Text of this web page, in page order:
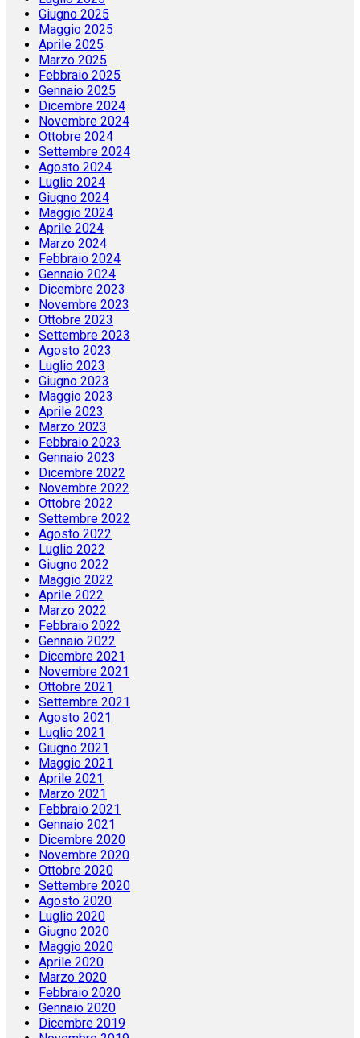
Giugno 2025
Maggio 2025
Aprile 2025
Marzo 2025
Febbraio 2025
Gennaio 2025
Dicembre 2024
Novembre 2024
Ottobre 2024
Settembre 2024
Agosto 2024
Luglio 2024
Giugno 2024
Maggio 2024
Aprile 2024
Marzo 2024
Febbraio 2024
Gennaio 2024
Dicembre 2023
Novembre 2023
Ottobre 2023
Settembre 2023
Agosto 2023
Luglio 2023
Giugno 2023
Maggio 2023
Aprile 2023
Marzo 2023
Febbraio 2023
Gennaio 2023
Dicembre 2022
Novembre 2022
Ottobre 2022
Settembre 2022
Agosto 2022
Luglio 2022
Giugno 2022
Maggio 2022
Aprile 2022
Marzo 2022
Febbraio 2022
Gennaio 2022
Dicembre 2021
Novembre 2021
Ottobre 2021
Settembre 2021
Agosto 2021
Luglio 2021
Giugno 2021
Maggio 2021
Aprile 2021
Marzo 2021
Febbraio 2021
Gennaio 2021
Dicembre 2020
Novembre 2020
Ottobre 2020
Settembre 2020
Agosto 2020
Luglio 2020
Giugno 2020
Maggio 2020
Aprile 2020
Marzo 2020
Febbraio 2020
Gennaio 2020
Dicembre 2019